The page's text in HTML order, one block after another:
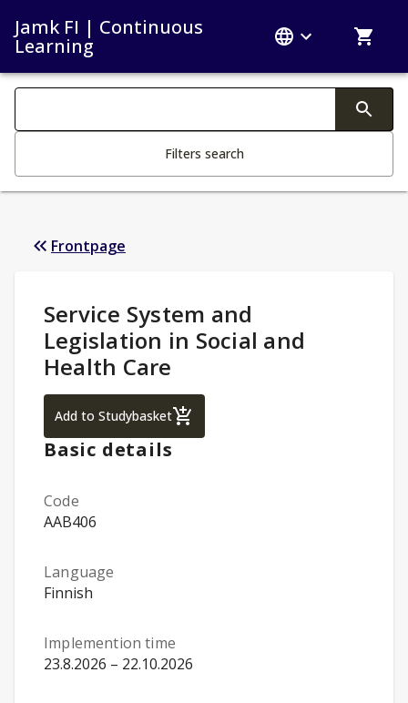
Jamk FI | Continuous
Learning
Search filters
Filters search
Frontpage
Study Details:
Service System and
Legislation in Social and
Health Care
Add to StudybasketService System and Legislation in Social
Basic details
Code
AAB406
Language
Finnish
Implemention time
23.8.2026 – 22.10.2026